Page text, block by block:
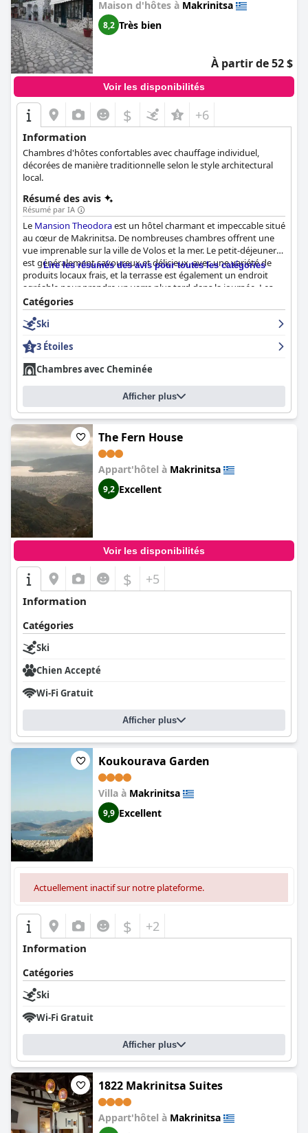
Maison d'hôtes à Makrinitsa
8,2 Très bien
À partir de 52 $
Voir les disponibilités
$ +6
Information
Chambres d'hôtes confortables avec chauffage individuel,
décorées de manière traditionnelle selon le style architectural
local.
Résumé des avis
Résumé par IA
Le Mansion Theodoraest un hôtel charmant et impeccable situé
au cœur de Makrinitsa. De nombreuses chambres offrent une
vue imprenable sur la ville de Volos et la mer. Le petit-déjeuner
est généralement savoureux et délicieux, avec une variété de
produits locaux frais, et la terrasse est également un endroit
agréable pour prendre un verre plus tard dans la journée. Les
chambres sont spacieuses, confortables et bien entretenues,
avec une décoration traditionnelle qui s'harmonise avec le
charmant environnement. Le personnel est amical, serviable et
efficace, offrant un excellent service à tous les clients. Bien que
quelques problèmes mineurs de propreté aient été signalés, ils
ont été rapidement corrigés par le personnel. Dans l'ensemble,
leMansion Theodoraest un excellent choix pour les voyageurs
qui souhaitent découvrir la beauté et le charme de Makrinitsa.
Lire les résumés des avis pour toutes les catégories
Catégories
Ski
3 Étoiles
Chambres avec Cheminée
Afficher plus
The Fern House
Appart'hôtel à Makrinitsa
9,2 Excellent
Voir les disponibilités
$ +5
Information
Catégories
Ski
Chien Accepté
Wi-Fi Gratuit
Afficher plus
Koukourava Garden
Villa à Makrinitsa
9,9 Excellent
Actuellement inactif sur notre plateforme.
$ +2
Information
Catégories
Ski
Wi-Fi Gratuit
Afficher plus
1822 Makrinitsa Suites
Appart'hôtel à Makrinitsa